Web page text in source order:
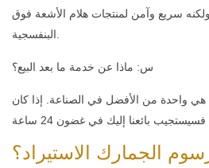
سريع وآمن لمنتجات هلام الأشعة فوق
س: ماذا عن خدمة ما بعد البيع؟
هي واحدة من الأفضل في الصناعة. إذا كان
الجمارك الاستيراد؟